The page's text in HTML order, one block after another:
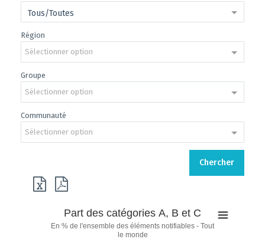
Tous/Toutes
Région
Sélectionner option
Groupe
Sélectionner option
Communauté
Sélectionner option
Chercher
Part des catégories A, B et C
En % de l'ensemble des éléments notifiables - Tout
le monde